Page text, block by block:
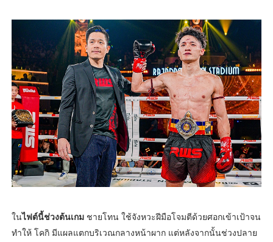
ในไฟต์นี้ช่วงต้นเกมชายโทน ใช้จังหวะฝีมือโจมตีด้วยศอกเข้าเป้าจน
ทำให้ โคกิ มีแผลแตกบริเวณกลางหน้าผาก แต่หลังจากนั้นช่วงปลาย